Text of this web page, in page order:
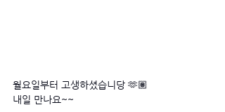
월요일부터 고생하셨습니당 🫶🏽
내일 만나요~~